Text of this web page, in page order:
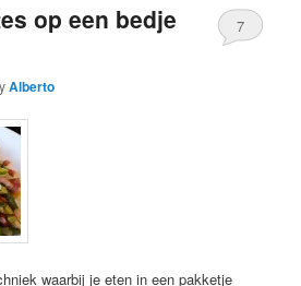
op een bedje
Alberto
7
waarbij je eten in een pakketje